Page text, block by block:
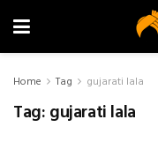
Home Tag gujarati lala
Tag: gujarati lala